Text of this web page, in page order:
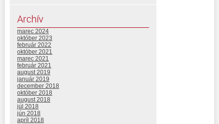
Archív
marec 2024
október 2023
február 2022
október 2021
marec 2021
február 2021
august 2019
január 2019
december 2018
október 2018
august 2018
júl 2018
jún 2018
apríl 2018